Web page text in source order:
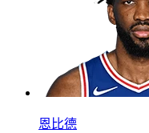
恩比德